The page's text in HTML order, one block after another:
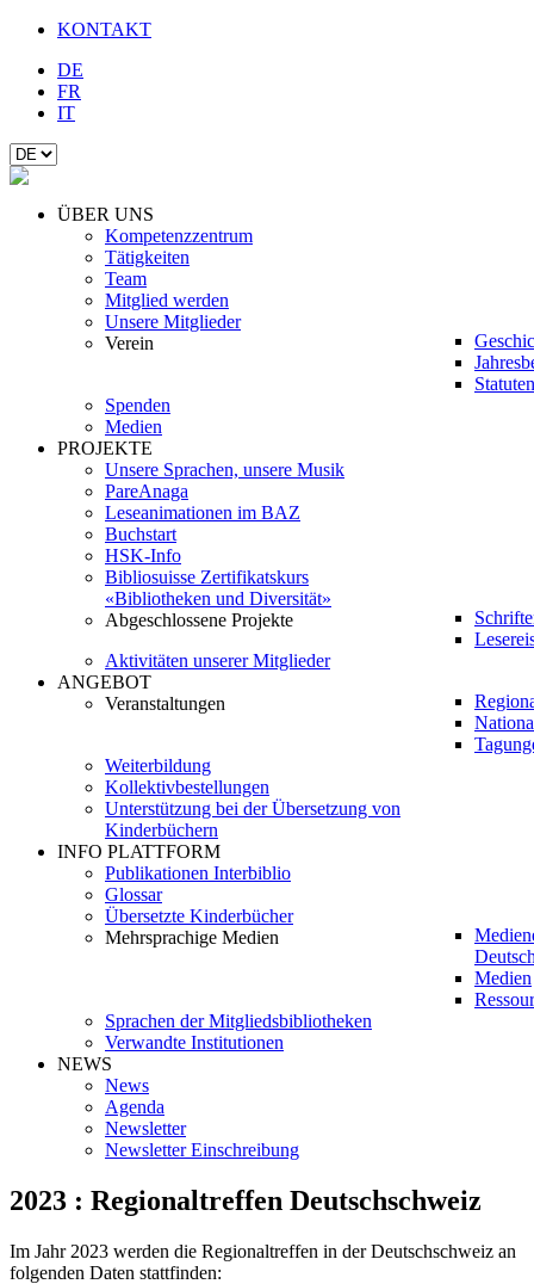
KONTAKT
DE
FR
IT
ÜBER UNS
Kompetenzzentrum
Tätigkeiten
Team
Mitglied werden
Unsere Mitglieder
Verein
Statuten
Spenden
Medien
PROJEKTE
Unsere Sprachen, unsere Musik
PareAnaga
Leseanimationen im BAZ
Buchstart
HSK-Info
Bibliosuisse Zertifikatskurs
«Bibliotheken und Diversität»
Abgeschlossene Projekte
Aktivitäten unserer Mitglieder
ANGEBOT
Veranstaltungen
Weiterbildung
Kollektivbestellungen
Unterstützung bei der Übersetzung von
Kinderbüchern
INFO PLATTFORM
Publikationen Interbiblio
Glossar
Übersetzte Kinderbücher
Mehrsprachige Medien
Medien
Sprachen der Mitgliedsbibliotheken
Verwandte Institutionen
NEWS
News
Agenda
Newsletter
Newsletter Einschreibung
2023 : Regionaltreffen Deutschschweiz
Im Jahr 2023 werden die Regionaltreffen in der Deutschschweiz an
folgenden Daten stattfinden: